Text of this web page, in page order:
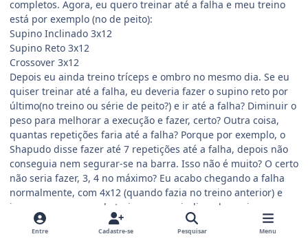
completos. Agora, eu quero treinar até a falha e meu treino
está por exemplo (no de peito):
Supino Inclinado 3x12
Supino Reto 3x12
Crossover 3x12
Depois eu ainda treino tríceps e ombro no mesmo dia. Se eu
quiser treinar até a falha, eu deveria fazer o supino reto por
último(no treino ou série de peito?) e ir até a falha? Diminuir o
peso para melhorar a execução e fazer, certo? Outra coisa,
quantas repetições faria até a falha? Porque por exemplo, o
Shapudo disse fazer até 7 repetições até a falha, depois não
conseguia nem segurar-se na barra. Isso não é muito? O certo
não seria fazer, 3, 4 no máximo? Eu acabo chegando a falha
normalmente, com 4x12 (quando fazia no treino anterior) e
isso era no começo do treino, me prejudicando, creio eu nos
outros treinos (tríceps e ombro). Então eu resolvi diminuir
meu treino para 3x12. Sempre me preocupei demais com a
Entre Cadastre-se Pesquisar Menu